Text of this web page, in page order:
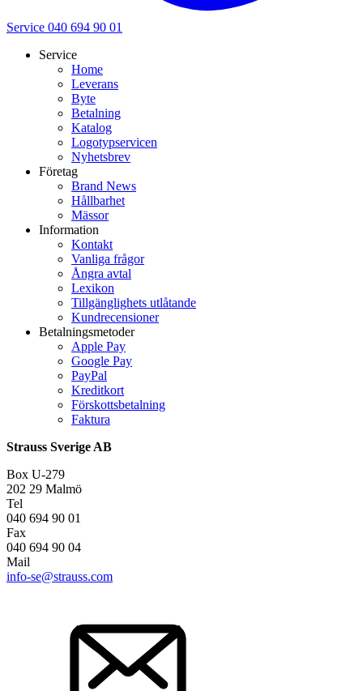
Service 040 694 90 01
Service
Home
Leverans
Byte
Betalning
Katalog
Logotypservicen
Nyhetsbrev
Företag
Brand News
Hållbarhet
Mässor
Information
Kontakt
Vanliga frågor
Ångra avtal
Lexikon
Tillgänglighets utlåtande
Kundrecensioner
Betalningsmetoder
Apple Pay
Google Pay
PayPal
Kreditkort
Förskottsbetalning
Faktura
Strauss Sverige AB
Box U-279
202 29 Malmö
Tel
040 694 90 01
Fax
040 694 90 04
Mail
info-se@strauss.com